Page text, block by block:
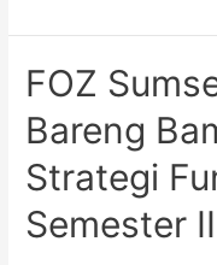
FOZ
Bareng
Strategi
Semester